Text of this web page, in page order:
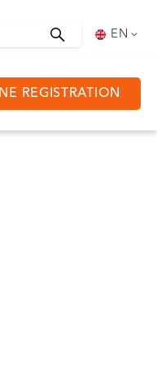
EN
REGISTRATION